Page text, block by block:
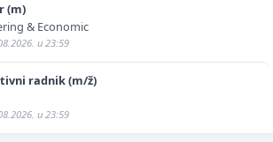
(m)
& Economic
u 23:59
radnik (m/ž)
u 23:59